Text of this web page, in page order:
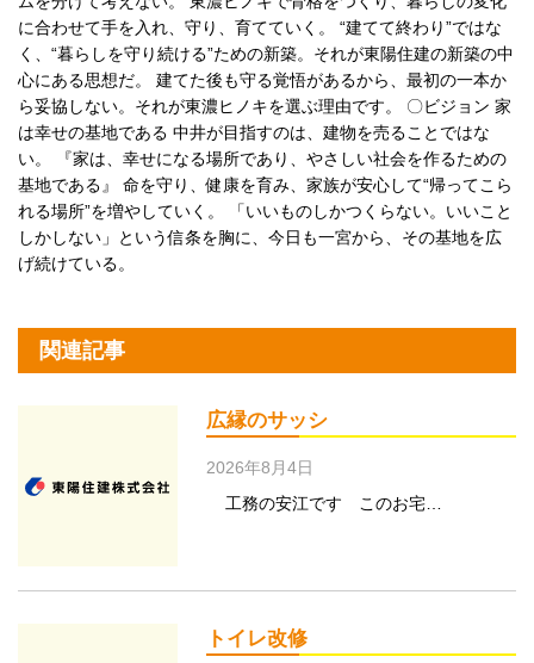
に合わせて手を入れ、守り、育てていく。 “建てて終わり”ではな
く、“暮らしを守り続ける”ための新築。それが東陽住建の新築の中
心にある思想だ。 建てた後も守る覚悟があるから、最初の一本か
ら妥協しない。それが東濃ヒノキを選ぶ理由です。 〇ビジョン 家
は幸せの基地である 中井が目指すのは、建物を売ることではな
い。 『家は、幸せになる場所であり、やさしい社会を作るための
基地である』 命を守り、健康を育み、家族が安心して“帰ってこら
れる場所”を増やしていく。 「いいものしかつくらない。いいこと
しかしない」という信条を胸に、今日も一宮から、その基地を広
げ続けている。
関連記事
広縁のサッシ
2026年8月4日
工務の安江です このお宅…
トイレ改修